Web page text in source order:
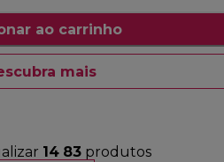
ao carrinho
mais
14 83produtos